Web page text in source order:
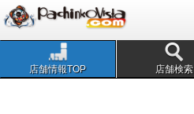
店舗情報TOP 店舗検索